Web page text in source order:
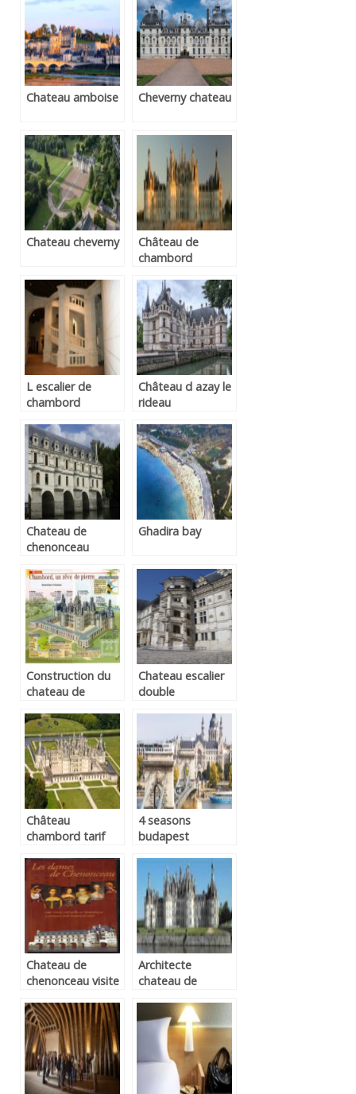
Chateau amboise Cheverny chateau
Chateau cheverny
Château de
chambord
L escalier de
chambord
Château d azay le
rideau
Chateau de
chenonceau
Ghadira bay
Construction du
chateau de
Chateau escalier
double
Château
chambord tarif
4 seasons
budapest
Chateau de
chenonceau visite
Architecte
chateau de